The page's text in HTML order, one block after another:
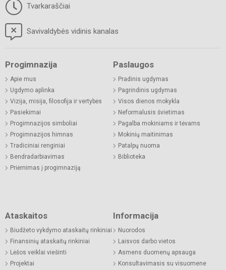
Tvarkaraščiai
Savivaldybės vidinis kanalas
Progimnazija
Apie mus
Ugdymo aplinka
Vizija, misija, filosofija ir vertybės
Pasiekimai
Progimnazijos simboliai
Progimnazijos himnas
Tradiciniai renginiai
Bendradarbiavimas
Priėmimas į progimnaziją
Paslaugos
Pradinis ugdymas
Pagrindinis ugdymas
Visos dienos mokykla
Neformalusis švietimas
Pagalba mokiniams ir tėvams
Mokinių maitinimas
Patalpų nuoma
Biblioteka
Ataskaitos
Biudžeto vykdymo ataskaitų rinkiniai
Finansinių ataskaitų rinkiniai
Lėšos veiklai viešinti
Projektai
Informacija
Nuorodos
Laisvos darbo vietos
Asmens duomenų apsauga
Konsultavimasis su visuomene